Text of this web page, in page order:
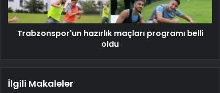
Trabzonspor'un hazırlık maçları programı belli
oldu
İlgili Makaleler